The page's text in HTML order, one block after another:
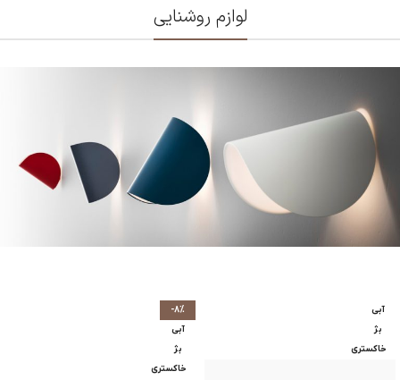
لوازم روشنایی
آبی
بژ
خاکستری
-8%
آبی
بژ
خاکستری